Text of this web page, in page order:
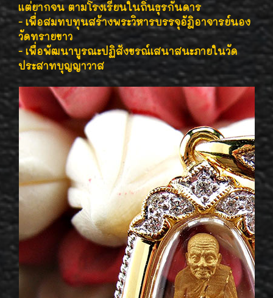
แต่ยากจน ตามโรงเรียนในถิ่นธุรกันดาร
- เพื่อสมทบทุนสร้างพระวิหารบรรจุอัฎิอาจารย์นอง
วัดทรายขาว
- เพื่อพัฒนาบูรณะปฏิสังขรณ์เสนาสนะภายในวัด
ประสาทบุญญาวาส